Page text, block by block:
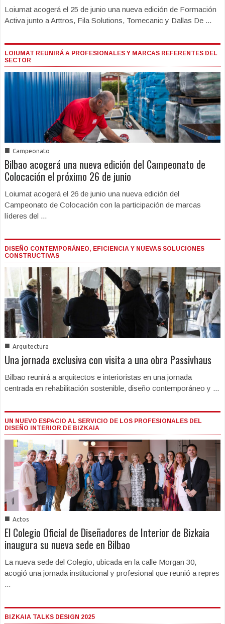
Loiumat acogerá el 25 de junio una nueva edición de Formación
Activa junto a Arttros, Fila Solutions, Tomecanic y Dallas De ...
LOIUMAT REUNIRÁ A PROFESIONALES Y MARCAS REFERENTES DEL
SECTOR
■ Campeonato
Bilbao acogerá una nueva edición del Campeonato de
Colocación el próximo 26 de junio
Loiumat acogerá el 26 de junio una nueva edición del
Campeonato de Colocación con la participación de marcas
líderes del ...
DISEÑO CONTEMPORÁNEO, EFICIENCIA Y NUEVAS SOLUCIONES
CONSTRUCTIVAS
■ Arquitectura
Una jornada exclusiva con visita a una obra Passivhaus
Bilbao reunirá a arquitectos e interioristas en una jornada
centrada en rehabilitación sostenible, diseño contemporáneo y ...
UN NUEVO ESPACIO AL SERVICIO DE LOS PROFESIONALES DEL
DISEÑO INTERIOR DE BIZKAIA
■ Actos
El Colegio Oficial de Diseñadores de Interior de Bizkaia
inaugura su nueva sede en Bilbao
La nueva sede del Colegio, ubicada en la calle Morgan 30,
acogió una jornada institucional y profesional que reunió a repres
...
BIZKAIA TALKS DESIGN 2025